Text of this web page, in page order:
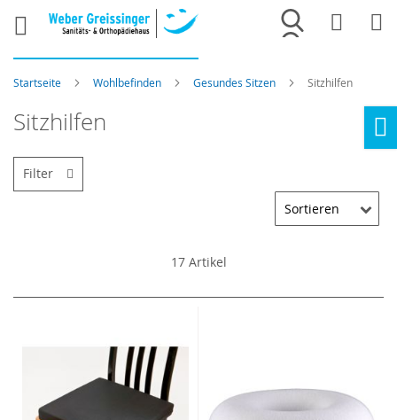
Merkliste
Startseite Wohlbefinden Gesundes Sitzen Sitzhilfen
Sitzhilfen
17Artikel
Filter